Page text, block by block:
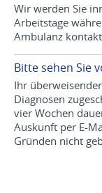
Wir werden Sie
Arbeitstage
Ambulanz
Bitte sehen Sie
Ihr
Diagnosen
vier Wochen
Auskunft per E-
Gründen nicht